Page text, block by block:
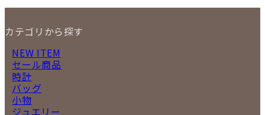
カテゴリから探す
NEW ITEM
セール商品
時計
バッグ
小物
ジュエリー